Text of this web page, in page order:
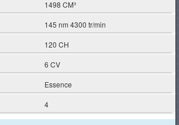
1498 CM³
145 nm 4300 tr/min
120 CH
6 CV
Essence
4